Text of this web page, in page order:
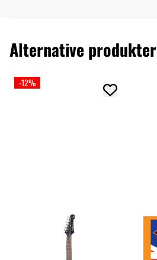
Alternative produkter
-12%